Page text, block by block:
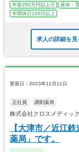
年収350万円以上可 産休・
年間休日120日以上
求人の詳細を見
更新日：2023年12月11日
正社員 調剤薬局
株式会社クロスメディッ
【大津市／近江
薬局」です。